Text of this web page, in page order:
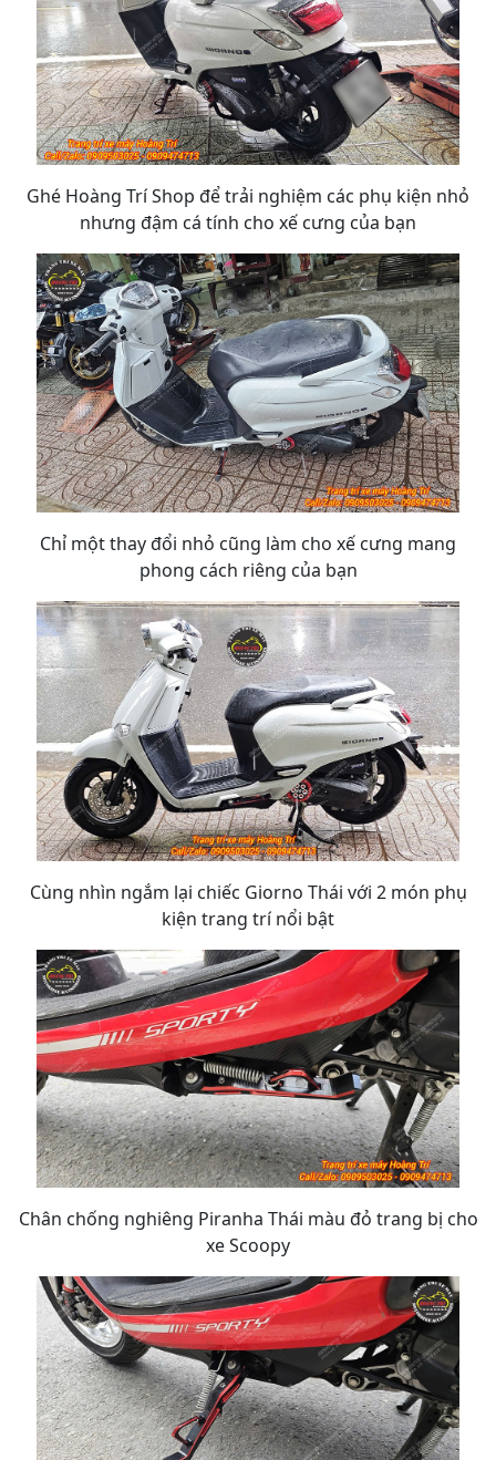
Ghé Hoàng Trí Shop để trải nghiệm các phụ kiện nhỏ
nhưng đậm cá tính cho xế cưng của bạn
Chỉ một thay đổi nhỏ cũng làm cho xế cưng mang
phong cách riêng của bạn
Cùng nhìn ngắm lại chiếc Giorno Thái với 2 món phụ
kiện trang trí nổi bật
Chân chống nghiêng Piranha Thái màu đỏ trang bị cho
xe Scoopy